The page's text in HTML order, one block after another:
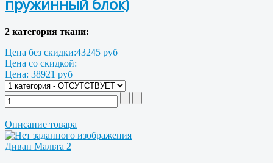
2 категория ткани:
Цена без скидки:43245 руб
Цена со скидкой:
Цена: 38921 руб
Описание товара
Диван Мальта 2